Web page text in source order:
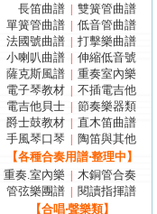
長笛曲譜
雙簧管曲譜
單簧管曲譜
低音管曲譜
法國號曲譜
打擊樂曲譜
小喇叭曲譜
伸縮低音號
薩克斯風譜
重奏室內樂
電子琴教材
不插電吉他
電吉他貝士
節奏樂器類
爵士鼓教材
直木笛曲譜
手風琴口琴
陶笛與其他
【各種合奏用譜‧整理中】
重奏.室內樂
木銅管合奏
管弦樂團譜
閱讀指揮譜
【合唱‧聲樂類】